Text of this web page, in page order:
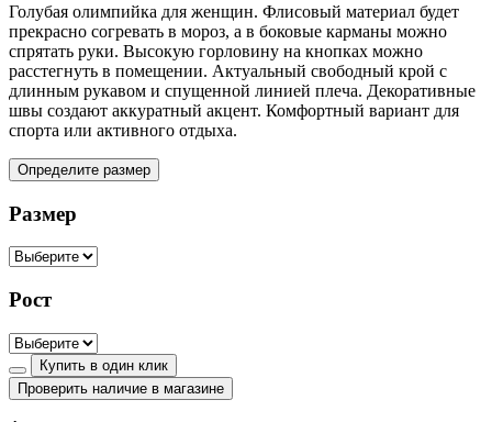
Голубая олимпийка для женщин. Флисовый материал будет
прекрасно согревать в мороз, а в боковые карманы можно
спрятать руки. Высокую горловину на кнопках можно
расстегнуть в помещении. Актуальный свободный крой с
длинным рукавом и спущенной линией плеча. Декоративные
швы создают аккуратный акцент. Комфортный вариант для
спорта или активного отдыха.
Определите размер
Размер
Рост
Купить в один клик
Проверить наличие в магазине